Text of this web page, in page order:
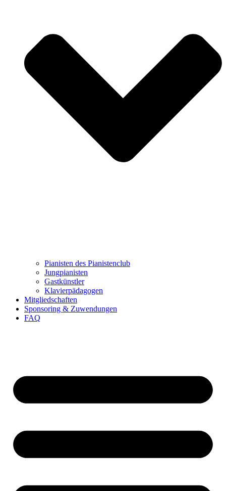
Pianisten des Pianistenclub
Jungpianisten
Gastkünstler
Klavierpädagogen
Mitgliedschaften
Sponsoring & Zuwendungen
FAQ